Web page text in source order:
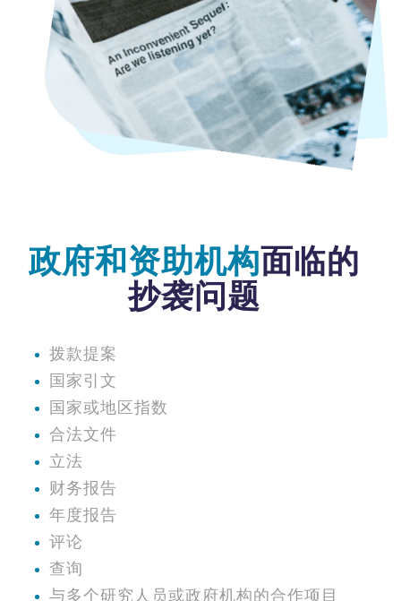
政府和资助机构面临的
抄袭问题
拨款提案
国家引文
国家或地区指数
合法文件
立法
财务报告
年度报告
评论
查询
与多个研究人员或政府机构的合作项目